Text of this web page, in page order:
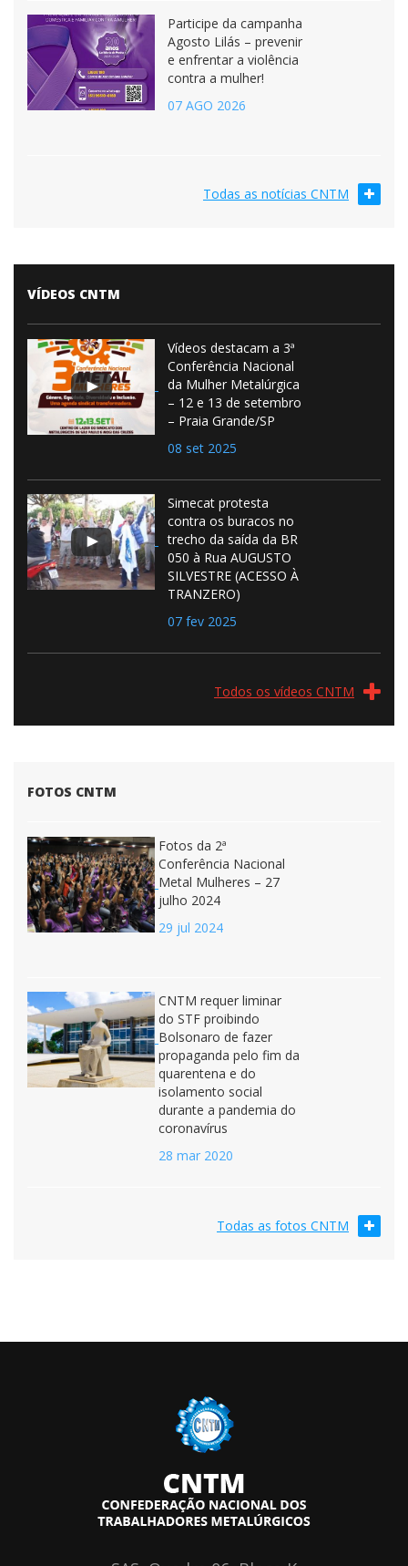
Participe da campanha
Agosto Lilás – prevenir
e enfrentar a violência
contra a mulher!
07 AGO 2026
Todas as notícias CNTM
VÍDEOS CNTM
Vídeos destacam a 3ª
Conferência Nacional
da Mulher Metalúrgica
– 12 e 13 de setembro
– Praia Grande/SP
08 set 2025
Simecat protesta
contra os buracos no
trecho da saída da BR
050 à Rua AUGUSTO
SILVESTRE (ACESSO À
TRANZERO)
07 fev 2025
Todos os vídeos CNTM
FOTOS CNTM
Fotos da 2ª
Conferência Nacional
Metal Mulheres – 27
julho 2024
29 jul 2024
CNTM requer liminar
do STF proibindo
Bolsonaro de fazer
propaganda pelo fim da
quarentena e do
isolamento social
durante a pandemia do
coronavírus
28 mar 2020
Todas as fotos CNTM